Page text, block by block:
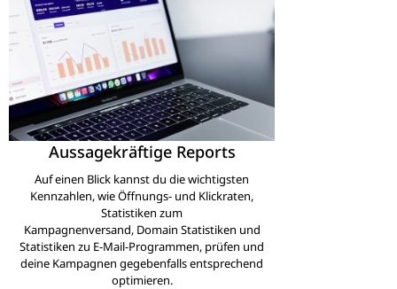
Aussagekräftige Reports
Auf einen Blick kannst du die wichtigsten
Kennzahlen, wie Öffnungs- und Klickraten,
Statistiken zum
Kampagnenversand, Domain Statistiken und
Statistiken zu E-Mail-Programmen, prüfen und
deine Kampagnen gegebenfalls entsprechend
optimieren.